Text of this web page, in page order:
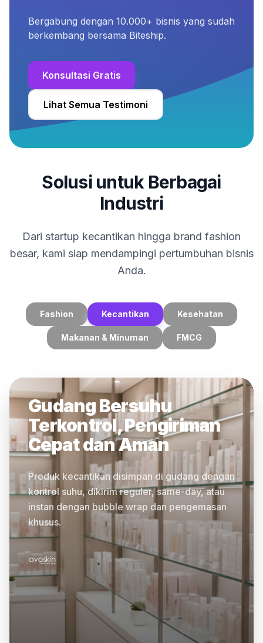
Bergabung dengan 10.000+ bisnis yang sudah
berkembang bersama Biteship.
Konsultasi Gratis
Lihat Semua Testimoni
Solusi untuk Berbagai
Industri
Dari startup kecantikan hingga brand fashion
besar, kami siap mendampingi pertumbuhan bisnis
Anda.
Fashion Kecantikan Kesehatan
Makanan & Minuman FMCG
Gudang Bersuhu
Terkontrol, Pengiriman
Cepat dan Aman
Produk kecantikan disimpan di gudang dengan
kontrol suhu, dikirim reguler, same-day, atau
instan dengan bubble wrap dan pengemasan
khusus.